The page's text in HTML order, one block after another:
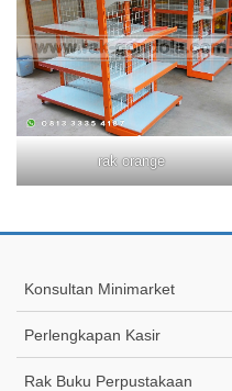
rak orange
Konsultan Minimarket
Perlengkapan Kasir
Rak Buku Perpustakaan